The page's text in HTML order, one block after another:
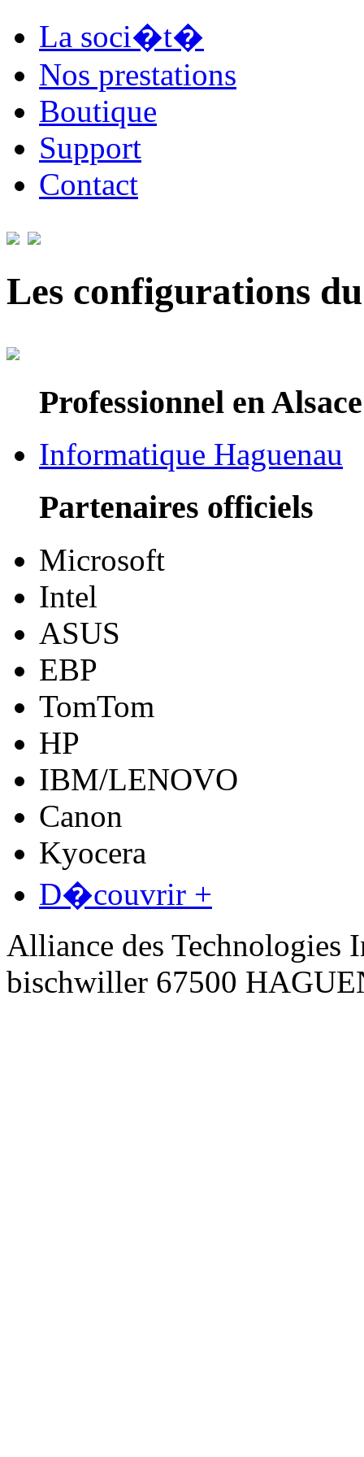
La soci�t�
Nos prestations
Boutique
Support
Contact
Les configurations
Professionnel en Alsace
Informatique Haguenau
Partenaires officiels
Microsoft
Intel
ASUS
EBP
TomTom
HP
IBM/LENOVO
Canon
Kyocera
D�couvrir +
Alliance des Technologies
bischwiller 67500